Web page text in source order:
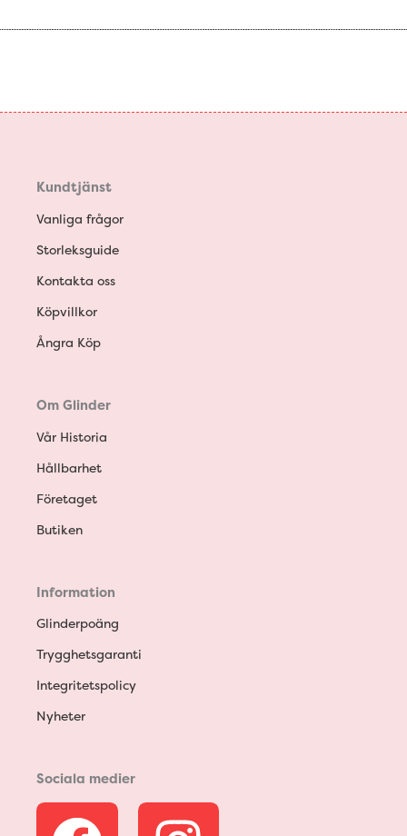
Kundtjänst
Vanliga frågor
Storleksguide
Kontakta oss
Köpvillkor
Ångra Köp
Om Glinder
Vår Historia
Hållbarhet
Företaget
Butiken
Information
Glinderpoäng
Trygghetsgaranti
Integritetspolicy
Nyheter
Sociala medier
F I